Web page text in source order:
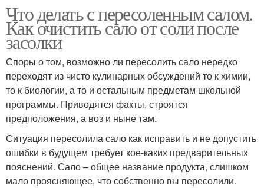
Что делать с пересоленным салом.
Как очистить сало от соли после
засолки
Споры о том, возможно ли пересолить сало нередко
переходят из чисто кулинарных обсуждений то к химии,
то к биологии, а то и остальным предметам школьной
программы. Приводятся факты, строятся
предположения, а воз и ныне там.
Ситуация пересолила сало как исправить и не допустить
ошибки в будущем требует кое-каких предварительных
пояснений. Сало – общее название продукта, слишком
мало проясняющее, что собственно вы пересолили.